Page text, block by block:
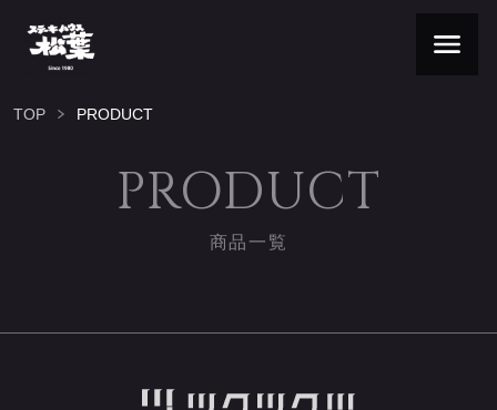
TOP PRODUCT
PRODUCT
商品一覧